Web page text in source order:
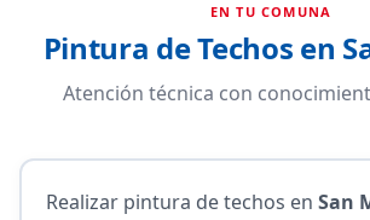
EN TU COMUNA
Pintura de Techos en
Atención técnica con
Realizar pintura de techos en San